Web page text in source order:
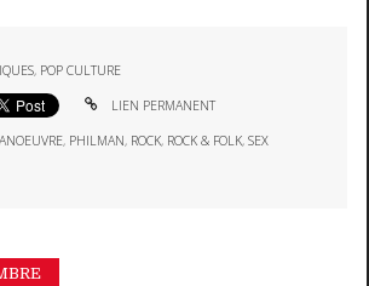
, POP CULTURE
LIEN PERMANENT
, PHILMAN, ROCK, ROCK & FOLK,SEX